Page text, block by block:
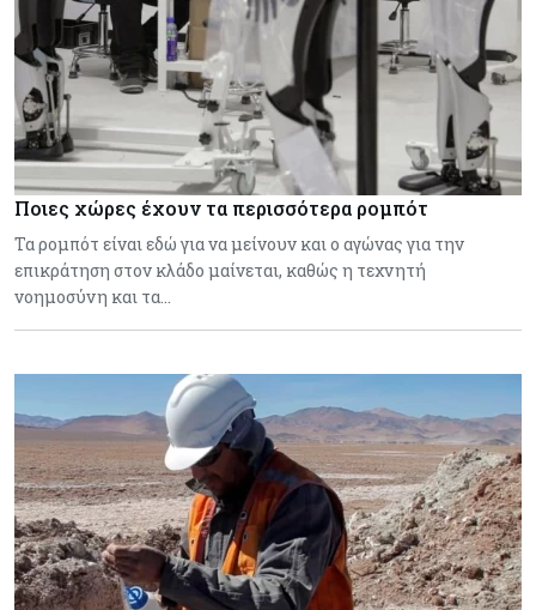
Ποιες χώρες έχουν τα περισσότερα ρομπότ
Τα ρομπότ είναι εδώ για να μείνουν και ο αγώνας για την
επικράτηση στον κλάδο μαίνεται, καθώς η τεχνητή
νοημοσύνη και τα…